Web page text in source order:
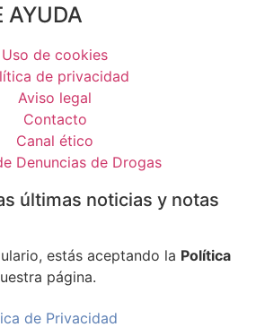
AYUDA
Uso de cookies
de privacidad
Aviso legal
Contacto
Canal ético
Denuncias de Drogas
últimas noticias y notas
estás aceptando la Política
página.
de Privacidad